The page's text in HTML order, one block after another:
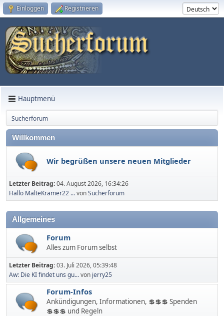
Einloggen Registrieren
Hauptmenü
Sucherforum
Willkommen
Wir begrüßen unsere neuen Mitglieder
Letzter Beitrag:04. August 2026, 16:34:26
Hallo MalteKramer22 ...vonSucherforum
Allgemeines
Forum
Alles zum Forum selbst
Letzter Beitrag:03. Juli 2026, 05:39:48
Aw: Die KI findet uns gu...von jerry25
Forum-Infos
Ankündigungen, Informationen, 💲💲💲 Spenden
💲💲💲 und Regeln